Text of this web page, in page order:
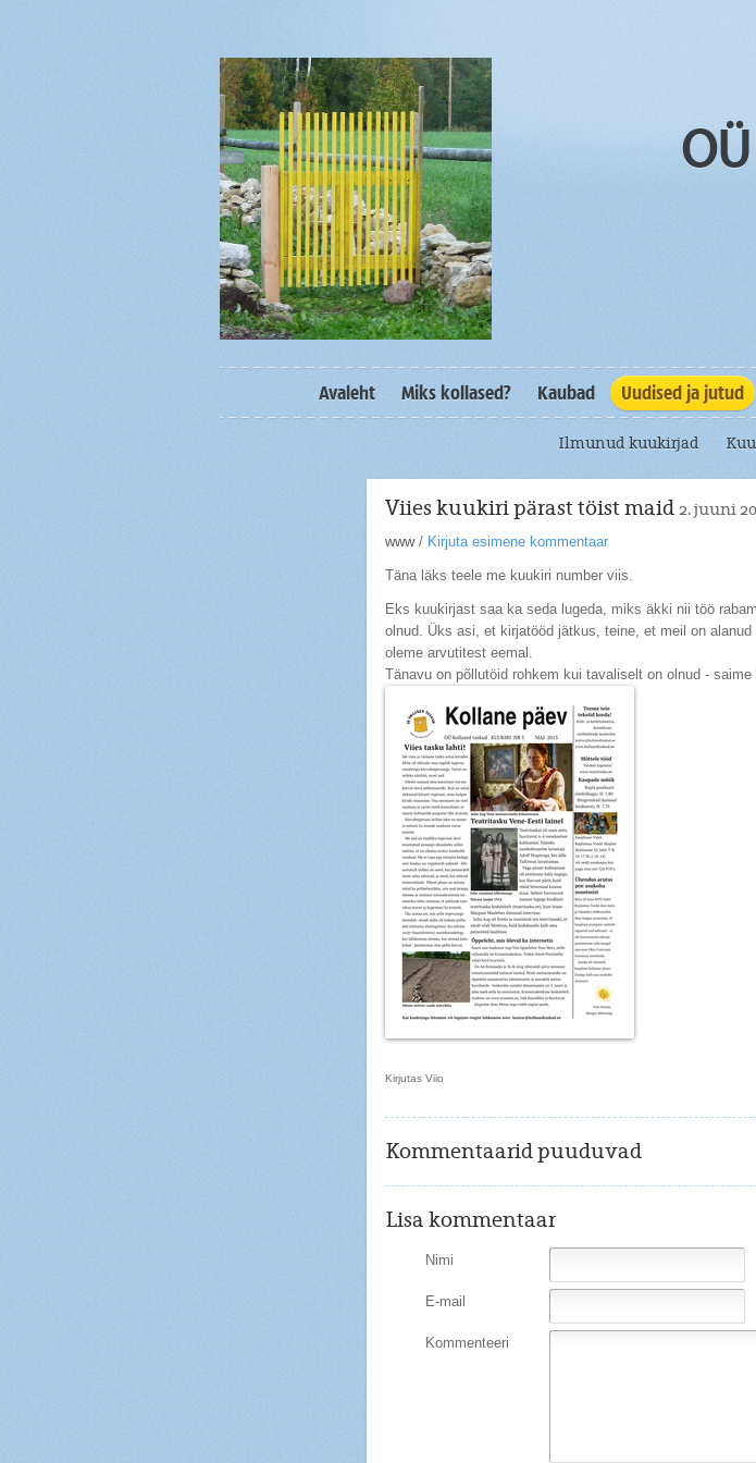
Avaleht Miks kollased? Kaubad Uudised ja jutud
Ilmunud kuukirjad
Viies kuukiri pärast töist maid 2. juuni
www/ Kirjuta esimene kommentaar
Täna läks teele me kuukiri number viis.
Eks kuukirjast saa ka seda lugeda, miks äkki nii töö
olnud. Üks asi, et kirjatööd jätkus, teine, et meil on
oleme arvutitest eemal.
Tänavu on põllutöid rohkem kui tavaliselt on olnud -
Kirjutas Viio
Kommentaarid puuduvad
Lisa kommentaar
Nimi
E-mail
Kommenteeri